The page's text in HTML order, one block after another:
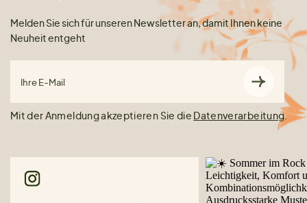
Melden Sie sich für unseren Newsletter an, damit Ihnen keine
Neuheit entgeht
Ihre E-Mail
Mit der Anmeldung akzeptieren Sie die Datenverarbeitung.